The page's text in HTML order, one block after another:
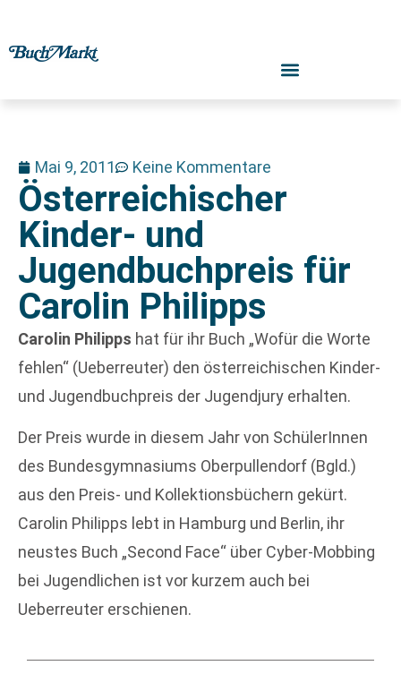
Mai 9, 2011 Keine Kommentare
Österreichischer
Kinder- und
Jugendbuchpreis für
Carolin Philipps
Carolin Philipps hat für ihr Buch „Wofür die Worte
fehlen“ (Ueberreuter) den österreichischen Kinder-
und Jugendbuchpreis der Jugendjury erhalten.
Der Preis wurde in diesem Jahr von SchülerInnen
des Bundesgymnasiums Oberpullendorf (Bgld.)
aus den Preis- und Kollektionsbüchern gekürt.
Carolin Philipps lebt in Hamburg und Berlin, ihr
neustes Buch „Second Face“ über Cyber-Mobbing
bei Jugendlichen ist vor kurzem auch bei
Ueberreuter erschienen.